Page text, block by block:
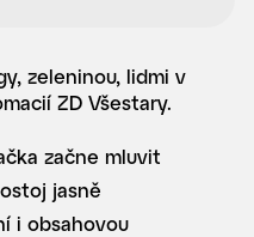
začne mluvit
jasně
i obsahovou